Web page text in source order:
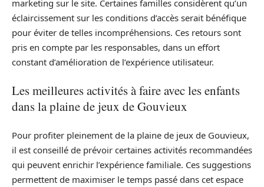
marketing sur le site. Certaines familles considèrent qu’un
éclaircissement sur les conditions d’accès serait bénéfique
pour éviter de telles incompréhensions. Ces retours sont
pris en compte par les responsables, dans un effort
constant d’amélioration de l’expérience utilisateur.
Les meilleures activités à faire avec les enfants
dans la plaine de jeux de Gouvieux
Pour profiter pleinement de la plaine de jeux de Gouvieux,
il est conseillé de prévoir certaines activités recommandées
qui peuvent enrichir l’expérience familiale. Ces suggestions
permettent de maximiser le temps passé dans cet espace